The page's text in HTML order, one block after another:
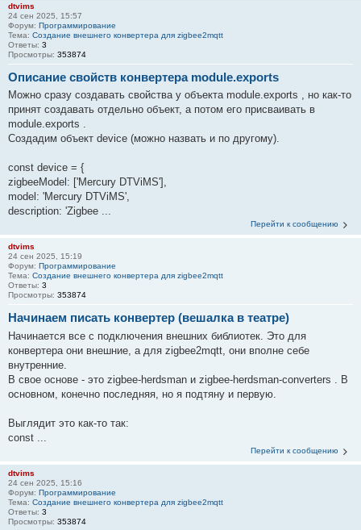
dtvims
24 сен 2025, 15:57
Форум: Программирование
Тема: Создание внешнего конвертера для zigbee2mqtt
Ответы: 3
Просмотры: 353874
Описание свойств конвертера module.exports
Можно сразу создавать свойства у объекта module.exports , но как-то
принят создавать отдельно объект, а потом его присваивать в
module.exports .
Создадим объект device (можно назвать и по другому).
const device = {
zigbeeModel: ['Mercury DTViMS'],
model: 'Mercury DTViMS',
description: 'Zigbee ...
Перейти к сообщению
dtvims
24 сен 2025, 15:19
Форум: Программирование
Тема: Создание внешнего конвертера для zigbee2mqtt
Ответы: 3
Просмотры: 353874
Начинаем писать конвертер (вешалка в театре)
Начинается все с подключения внешних библиотек. Это для
конвертера они внешние, а для zigbee2mqtt, они вполне себе
внутренние.
В свое основе - это zigbee-herdsman и zigbee-herdsman-converters . В
основном, конечно последняя, но я подтяну и первую.
Выглядит это как-то так:
const ...
Перейти к сообщению
dtvims
24 сен 2025, 15:16
Форум: Программирование
Тема: Создание внешнего конвертера для zigbee2mqtt
Ответы: 3
Просмотры: 353874